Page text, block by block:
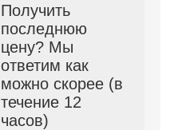
Получить
последнюю
цену? Мы
ответим как
можно скорее (в
течение 12
часов)